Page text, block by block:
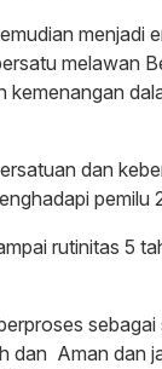
menjadi
melawan
kemenangan
dan
pemilu
rutinitas 5
dan Aman dan